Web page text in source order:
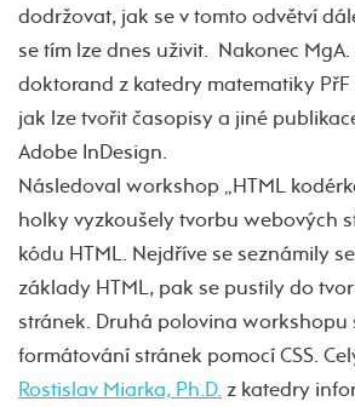
dodržovat, jak se v tomto odvětví
se tím lze dnes uživit. Nakonec MgA.
doktorand z katedry matematiky
jak lze tvořit časopisy a jiné
Adobe InDesign.
Následoval workshop „HTML
holky vyzkoušely tvorbu webových
kódu HTML. Nejdříve se seznámily
základy HTML, pak se pustily do
stránek. Druhá polovina workshopu
formátování stránek pomocí CSS.
Rostislav Miarka, Ph.D. z katedry